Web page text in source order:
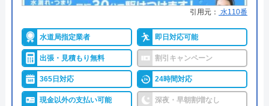
Googleクチコミを見る
力を重視した業者選びをしたい方にもおすすめでき
無料で見積もりを実施しているので、お気軽にご依
頼いただけます。
引用元： 水110番
水道局指定業者 即日対応可能
出張・見積もり無料 割引キャンペーン
365日対応 24時間対応
現金以外の支払い可能 深夜・早朝割増なし